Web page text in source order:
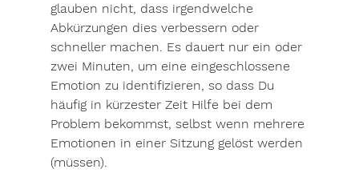
glauben nicht, dass irgendwelche
Abkürzungen dies verbessern oder
schneller machen. Es dauert nur ein oder
zwei Minuten, um eine eingeschlossene
Emotion zu identifizieren, so dass Du
häufig in kürzester Zeit Hilfe bei dem
Problem bekommst, selbst wenn mehrere
Emotionen in einer Sitzung gelöst werden
(müssen).